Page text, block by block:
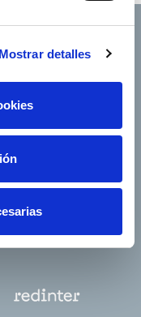
Mostrar detalles
corporativo